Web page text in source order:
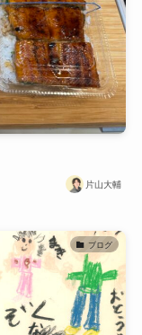
片山大輔
ブログ